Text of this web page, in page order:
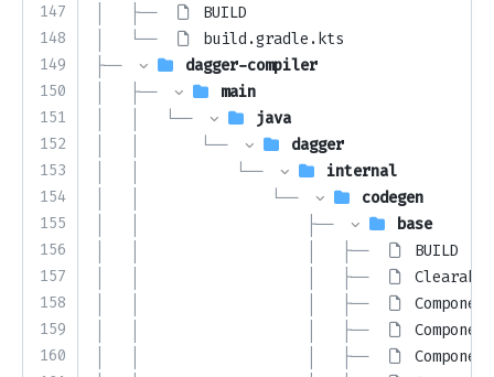
147
148
149
150
151
152
153
154
155
156
157
158
159
160
│   ├──
BUILD
│   └──
build.gradle.kts
├──
dagger-compiler
│   ├──
main
│   │   └──
java
│   │       └──
dagger
│   │           └──
internal
│   │               └──
codegen
│   │                   ├──
base
│   │                   │   ├──
BUILD
│   │                   │   ├──
│   │                   │   ├──
│   │                   │   ├──
│   │                   │   ├──